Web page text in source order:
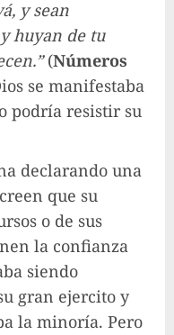
y sean
huyan de tu
(Números
se manifestaba
podría resistir su
declarando una
que su
o de sus
la confianza
siendo
gran ejercito y
la minoría. Pero